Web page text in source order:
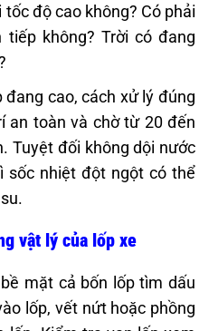
độ cao không? Có phải
tiếp không? Trời có đang
cao, cách xử lý đúng
an toàn và chờ từ 20 đến
Tuyệt đối không dội nước
sốc nhiệt đột ngột có thể
vật lý của lốp xe
mặt cả bốn lốp tìm dấu
lốp, vết nứt hoặc phồng